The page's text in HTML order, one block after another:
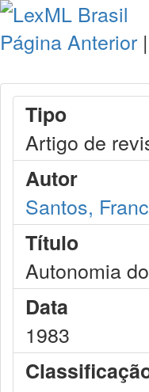
Página Anterior |
Tipo
Artigo de
Autor
Santos,
Título
Autonomia
Data
1983